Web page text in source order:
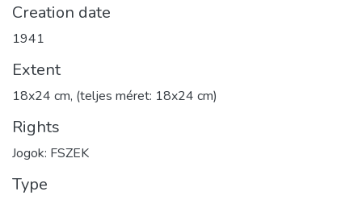
Creation date
1941
Extent
18x24 cm, (teljes méret: 18x24 cm)
Rights
Jogok: FSZEK
Type